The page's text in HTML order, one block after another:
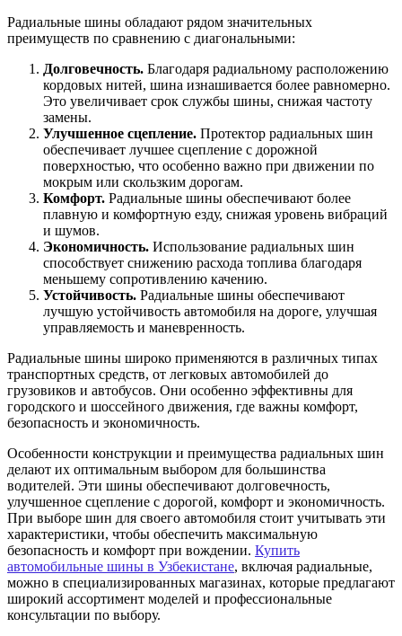
Радиальные шины обладают рядом значительных
преимуществ по сравнению с диагональными:
Долговечность. Благодаря радиальному расположению
кордовых нитей, шина изнашивается более равномерно.
Это увеличивает срок службы шины, снижая частоту
замены.
Улучшенное сцепление. Протектор радиальных шин
обеспечивает лучшее сцепление с дорожной
поверхностью, что особенно важно при движении по
мокрым или скользким дорогам.
Комфорт. Радиальные шины обеспечивают более
плавную и комфортную езду, снижая уровень вибраций
и шумов.
Экономичность. Использование радиальных шин
способствует снижению расхода топлива благодаря
меньшему сопротивлению качению.
Устойчивость. Радиальные шины обеспечивают
лучшую устойчивость автомобиля на дороге, улучшая
управляемость и маневренность.
Радиальные шины широко применяются в различных типах
транспортных средств, от легковых автомобилей до
грузовиков и автобусов. Они особенно эффективны для
городского и шоссейного движения, где важны комфорт,
безопасность и экономичность.
Особенности конструкции и преимущества радиальных шин
делают их оптимальным выбором для большинства
водителей. Эти шины обеспечивают долговечность,
улучшенное сцепление с дорогой, комфорт и экономичность.
При выборе шин для своего автомобиля стоит учитывать эти
характеристики, чтобы обеспечить максимальную
безопасность и комфорт при вождении. Купить
автомобильные шины в Узбекистане, включая радиальные,
можно в специализированных магазинах, которые предлагают
широкий ассортимент моделей и профессиональные
консультации по выбору.